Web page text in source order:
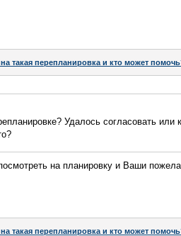
такая перепланировка и кто может
Удалось согласовать
на планировку и Ваши
такая перепланировка и кто может